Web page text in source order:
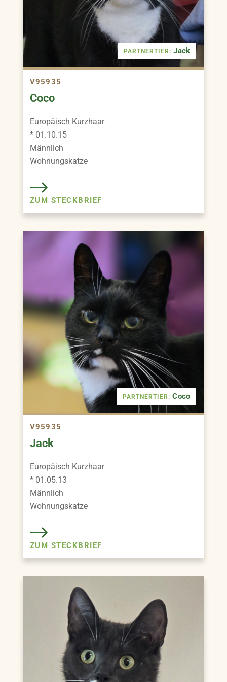
PARTNERTIER: Jack
V95935
Coco
Europäisch Kurzhaar
* 01.10.15
Männlich
Wohnungskatze
ZUM STECKBRIEF
PARTNERTIER: Coco
V95935
Jack
Europäisch Kurzhaar
* 01.05.13
Männlich
Wohnungskatze
ZUM STECKBRIEF